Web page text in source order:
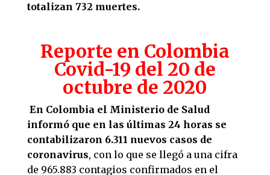
totalizan 732 muertes.
Reporte en Colombia
Covid-19 del 20 de
octubre de 2020
En Colombia el Ministerio de Salud
informó que en las últimas 24 horas se
contabilizaron 6.311 nuevos casos de
coronavirus, con lo que se llegó a una cifra
de 965.883 contagios confirmados en el